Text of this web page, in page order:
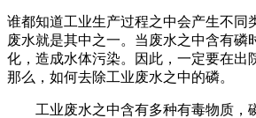
谁都知道工业生产过程之中会产生不同
废水就是其中之一。当废水之中含有磷
化，造成水体污染。因此，一定要在出
那么，如何去除工业废水之中的磷。
工业废水之中含有多种有毒物质，